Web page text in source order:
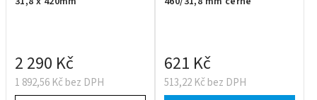
1 892,56 Kč bez DPH
2 290 Kč
513,22 Kč bez DPH
621 Kč